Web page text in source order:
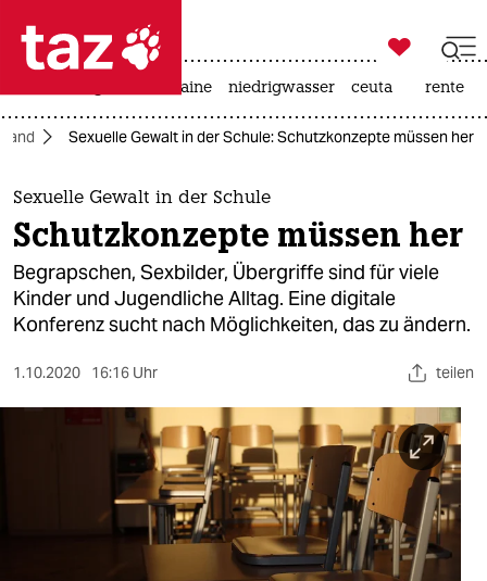
 taz zahl ich
taz zahl ich
themen
politik
öko

taz zahl ich
krieg in der ukraine niedrigwasser ceuta rente
Sexuelle Gewalt in der Schule: Schutzkonzepte müssen her
Sexuelle Gewalt in der Schule
Schutzkonzepte müssen her
Begrapschen, Sexbilder, Übergriffe sind für viele
Kinder und Jugendliche Alltag. Eine digitale
Konferenz sucht nach Möglichkeiten, das zu ändern.
1.10.2020 16:16 Uhr teilen